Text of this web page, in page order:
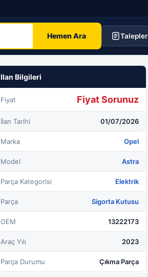
Hemen Ara Talepler
Fiyat Fiyat Sorunuz
İlan Tarihi 01/07/2026
Marka Opel
Model Astra
Parça Kategorisi Elektrik
Parça Sigorta Kutusu
OEM 13222173
Araç Yılı 2023
Parça Durumu Çıkma Parça